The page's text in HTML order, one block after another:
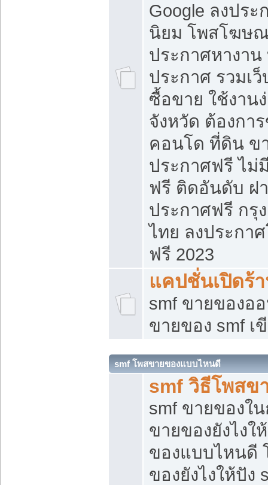
Google ลงปร
นิยม โพสโฆษ
ประกาศหางาน
ประกาศ รวมเ
ซื้อขาย ใช้งาน
จังหวัด ต้องกา
คอนโด ที่ดิน ข
ประกาศฟรี ไม่
ฟรี ติดอันดับ ฝ
ประกาศฟรี กรุ
ไทย ลงประกา
ฟรี 2023
แคปชั่นเปิดร้
smf ขายของอ
ขายของ smf เ
smf โพสขายของแบบไหนดี
smf วิธีโพสข
smf ขายของใ
ขายของยังไง
ของแบบไหนดี
ของยังไงให้ปั